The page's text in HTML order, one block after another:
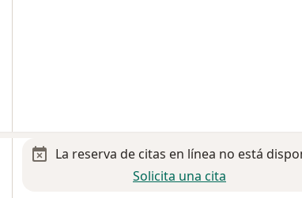
La reserva de citas en línea no está
Solicita una cita